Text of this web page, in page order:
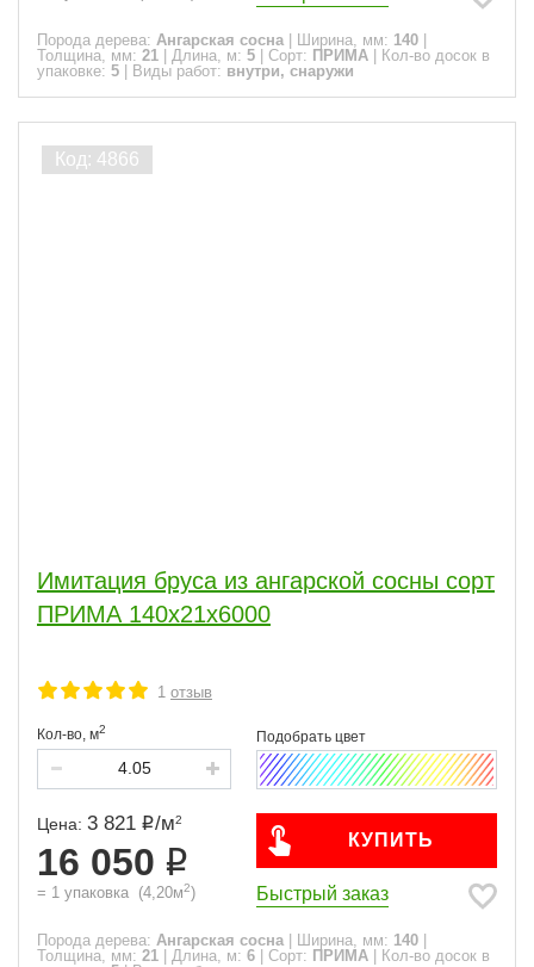
Порода дерева: Ангарская сосна Ширина, мм: 140
Толщина, мм: 21 Длина, м: 5 Сорт: ПРИМА
Кол-во досок в
упаковке: 5 Виды работ: внутри, снаружи
Имитация бруса из ангарской сосны сорт
ПРИМА 140x21x6000
1 отзыв
Кол-во, м2
Цена: 3 821 /м2
16 050
= 1 упаковка (4,20м2)
КУПИТЬ
Быстрый заказ
Порода дерева: Ангарская сосна Ширина, мм: 140
Толщина, мм: 21 Длина, м: 6 Сорт: ПРИМА
Кол-во досок в